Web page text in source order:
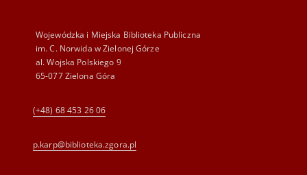
Wojewódzka i Miejska Biblioteka Publiczna
im. C. Norwida w Zielonej Górze
al. Wojska Polskiego 9
65-077 Zielona Góra
(+48) 68 453 26 06
p.karp@biblioteka.zgora.pl